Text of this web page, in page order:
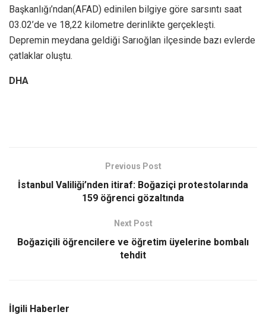
Başkanlığı’ndan(AFAD) edinilen bilgiye göre sarsıntı saat
03.02’de ve 18,22 kilometre derinlikte gerçekleşti.
Depremin meydana geldiği Sarıoğlan ilçesinde bazı evlerde
çatlaklar oluştu.
DHA
Previous Post
İstanbul Valiliği’nden itiraf: Boğaziçi protestolarında
159 öğrenci gözaltında
Next Post
Boğaziçili öğrencilere ve öğretim üyelerine bombalı
tehdit
İlgili Haberler